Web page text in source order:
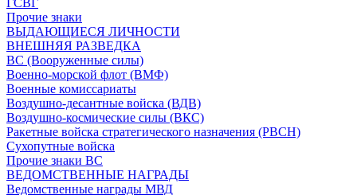
ГСВГ
Прочие знаки
ВЫДАЮЩИЕСЯ ЛИЧНОСТИ
ВНЕШНЯЯ РАЗВЕДКА
ВС (Вооруженные силы)
Военно-морской флот (ВМФ)
Военные комиссариаты
Воздушно-десантные войска (ВДВ)
Воздушно-космические силы (ВКС)
Ракетные войска стратегического назначения (РВСН)
Сухопутные войска
Прочие знаки ВС
ВЕДОМСТВЕННЫЕ НАГРАДЫ
Ведомственные награды МВД